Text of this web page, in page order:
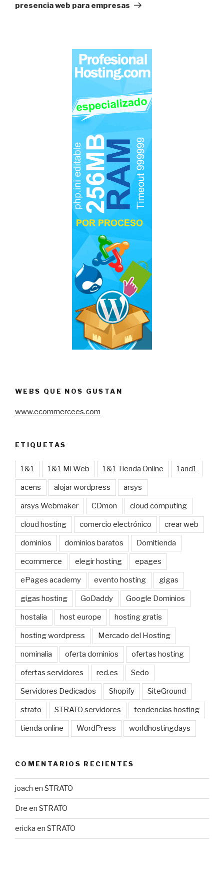
presencia web para empresas
WEBS QUE NOS GUSTAN
www.ecommercees.com
ETIQUETAS
1&1 1&1 Mi Web 1&1 Tienda Online 1and1
acens alojar wordpress arsys
arsys Webmaker CDmon cloud computing
cloud hosting comercio electrónico crear web
dominios dominios baratos Domitienda
ecommerce elegir hosting epages
ePages academy evento hosting gigas
gigas hosting GoDaddy Google Dominios
hostalia host europe hosting gratis
hosting wordpress Mercado del Hosting
nominalia oferta dominios ofertas hosting
ofertas servidores red.es Sedo
Servidores Dedicados Shopify SiteGround
strato STRATO servidores tendencias hosting
tienda online WordPress worldhostingdays
COMENTARIOS RECIENTES
joach en STRATO
Dre en STRATO
ericka en STRATO